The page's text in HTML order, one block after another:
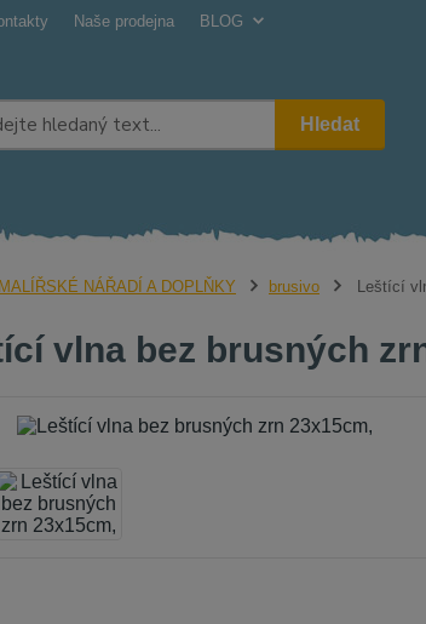
Naše prodejna BLOG
Hledat
MALÍŘSKÉ NÁŘADÍ A DOPLŇKY brusivo Leštící
vlna bez brusných